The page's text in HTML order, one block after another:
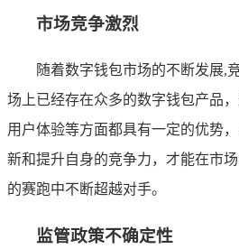
市场竞争激烈
随着数字钱包市场的不断发展,
场上已经存在众多的数字钱包产品
用户体验等方面都具有一定的优势
新和提升自身的竞争力，才能在市
的赛跑中不断超越对手。
监管政策不确定性